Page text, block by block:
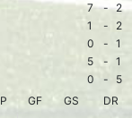
7 - 2
1 -
2
0 - 1
5 - 1
0 -
5
P GF GS
DR